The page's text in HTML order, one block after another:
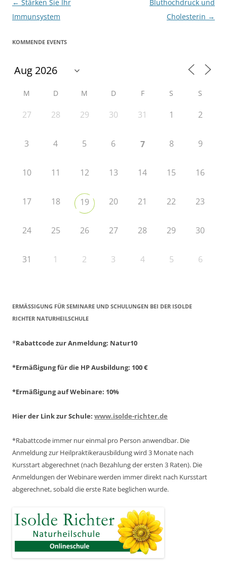
Beitragsnavigation
← Stärken Sie Ihr
Immunsystem
Bluthochdruck und
Cholesterin →
KOMMENDE EVENTS
M D M D F S S
27 28 29 30 31 1 2
3 4 5 6 7 8 9
10 11 12 13 14 15 16
17 18 19 20 21 22 23
24 25 26 27 28 29 30
31 1 2 3 4 5 6
ERMÄSSIGUNG FÜR SEMINARE UND SCHULUNGEN BEI DER ISOLDE R
ICHTER NATURHEILSCHULE
*Rabattcode zur Anmeldung: Natur10
*Ermäßigung für die HP Ausbildung: 100 €
*Ermäßigung auf Webinare: 10%
Hier der Link zur Schule: www.isolde-richter.de
*Rabattcode immer nur einmal pro Person anwendbar. Die
Anmeldung zur Heilpraktikerausbildung wird 3 Monate nach
Kursstart abgerechnet(nach Bezahlung der ersten 3 Raten). Die
Anmeldungen der Webinare werden immer direkt nach Kursstart
abgerechnet,sobald die erste Rate beglichen wurde.